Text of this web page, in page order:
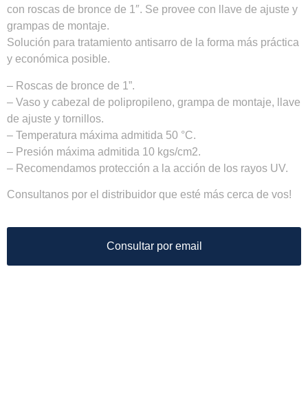
con roscas de bronce de 1″. Se provee con llave de ajuste y
grampas de montaje.
Solución para tratamiento antisarro de la forma más práctica
y económica posible.
– Roscas de bronce de 1”.
– Vaso y cabezal de polipropileno, grampa de montaje, llave
de ajuste y tornillos.
– Temperatura máxima admitida 50 °C.
– Presión máxima admitida 10 kgs/cm2.
– Recomendamos protección a la acción de los rayos UV.
Consultanos por el distribuidor que esté más cerca de vos!
Consultar por email